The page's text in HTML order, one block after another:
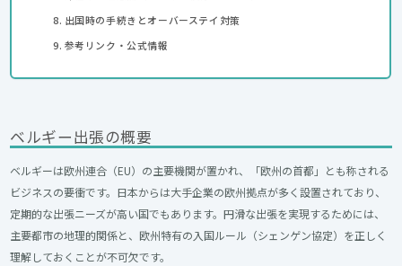
出国時の手続きとオーバーステイ対策
参考リンク・公式情報
ベルギー出張の概要
ベルギーは欧州連合（EU）の主要機関が置かれ、「欧州の首都」とも称される
ビジネスの要衝です。日本からは大手企業の欧州拠点が多く設置されており、
定期的な出張ニーズが高い国でもあります。円滑な出張を実現するためには、
主要都市の地理的関係と、欧州特有の入国ルール（シェンゲン協定）を正しく
理解しておくことが不可欠です。